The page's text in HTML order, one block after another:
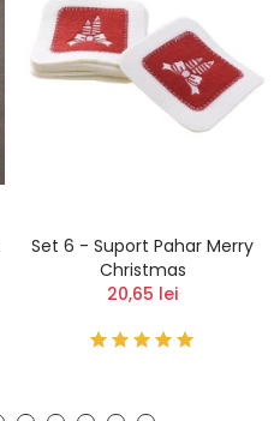
Set 6 - Suport Pahar Merry
Christmas
20,65 lei